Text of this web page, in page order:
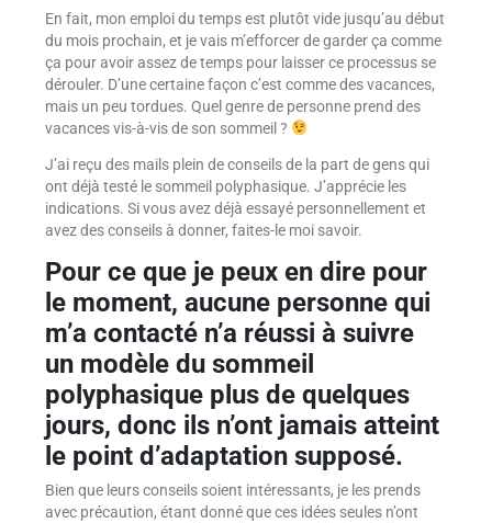
En fait, mon emploi du temps est plutôt vide jusqu’au début
du mois prochain, et je vais m’efforcer de garder ça comme
ça pour avoir assez de temps pour laisser ce processus se
dérouler. D’une certaine façon c’est comme des vacances,
mais un peu tordues. Quel genre de personne prend des
vacances vis-à-vis de son sommeil ?
J’ai reçu des mails plein de conseils de la part de gens qui
ont déjà testé le sommeil polyphasique. J’apprécie les
indications. Si vous avez déjà essayé personnellement et
avez des conseils à donner, faites-le moi savoir.
Pour ce que je peux en dire pour
le moment, aucune personne qui
m’a contacté n’a réussi à suivre
un modèle du sommeil
polyphasique plus de quelques
jours, donc ils n’ont jamais atteint
le point d’adaptation supposé.
Bien que leurs conseils soient intéressants, je les prends
avec précaution, étant donné que ces idées seules n’ont